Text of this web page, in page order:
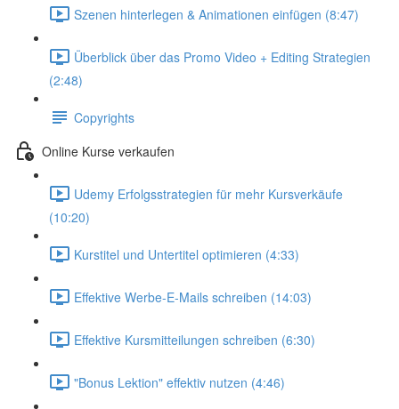
Szenen hinterlegen & Animationen einfügen (8:47)
Überblick über das Promo Video + Editing Strategien
(2:48)
Copyrights
Online Kurse verkaufen
Udemy Erfolgsstrategien für mehr Kursverkäufe
(10:20)
Kurstitel und Untertitel optimieren (4:33)
Effektive Werbe-E-Mails schreiben (14:03)
Effektive Kursmitteilungen schreiben (6:30)
"Bonus Lektion" effektiv nutzen (4:46)